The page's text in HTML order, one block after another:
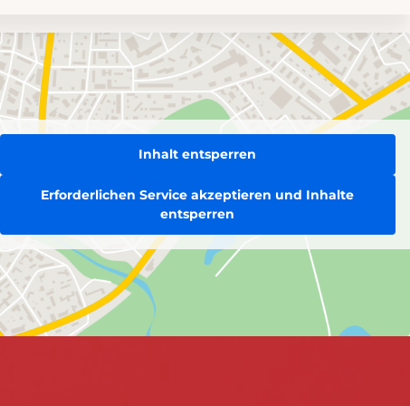
Inhalt entsperren
Erforderlichen Service akzeptieren und Inhalte
entsperren